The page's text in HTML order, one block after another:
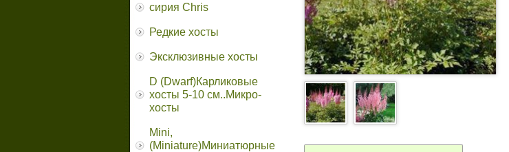
сирия Chris
Редкие хосты
Эксклюзивные хосты
D (Dwarf)Карликовые
хосты 5-10 см..Микро-
хосты
Mini,
(Miniature)Миниатюрные